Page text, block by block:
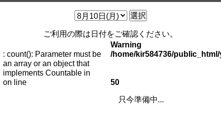
選択
ご利用の際は日付をご確認ください。
Warning
: count(): Parameter must be
an array or an object that
implements Countable in
/home/kir584736/
on line 50
只今準備中...